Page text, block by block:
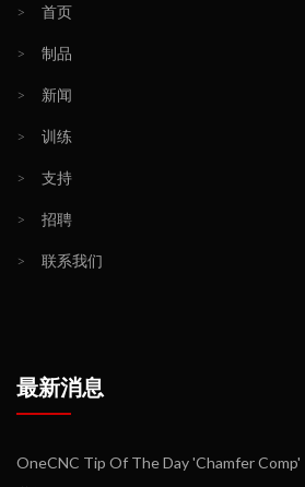
> 首页
> 制品
> 新闻
> 训练
> 支持
> 招聘
> 联系我们
最新消息
OneCNC Tip Of The Day 'Chamfer Comp'